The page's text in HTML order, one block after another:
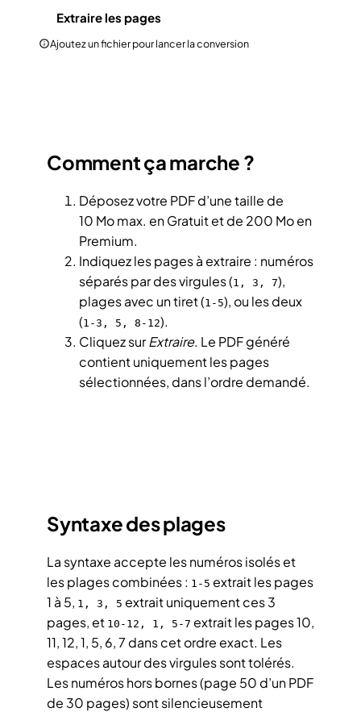
Extraire les pages
Ajoutez un fichier pour lancer la conversion
Comment ça marche ?
Déposez votre PDF d’une taille de
10 Mo max. en Gratuit et de 200 Mo en
Premium.
Indiquez les pages à extraire : numéros
séparés par des virgules (1, 3, 7),
plages avec un tiret (1-5), ou les deux
(1-3, 5, 8-12).
Cliquez surExtraire. Le PDF généré
contient uniquement les pages
sélectionnées, dans l’ordre demandé.
Syntaxe des plages
La syntaxe accepte les numéros isolés et
les plages combinées : 1-5 extrait les pages
1 à 5, 1, 3, 5 extrait uniquement ces 3
pages, et 10-12, 1, 5-7 extrait les pages 10,
11, 12, 1, 5, 6, 7 dans cet ordre exact. Les
espaces autour des virgules sont tolérés.
Les numéros hors bornes (page 50 d’un PDF
de 30 pages) sont silencieusement